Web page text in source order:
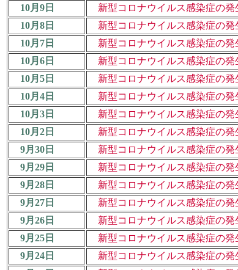
10月9日
新型コロナウイルス感染症の発
10月8日
新型コロナウイルス感染症の発
10月7日
新型コロナウイルス感染症の発
10月6日
新型コロナウイルス感染症の発
10月5日
新型コロナウイルス感染症の発
10月4日
新型コロナウイルス感染症の発
10月3日
新型コロナウイルス感染症の発
10月2日
新型コロナウイルス感染症の発
9月30日
新型コロナウイルス感染症の発
9月29日
新型コロナウイルス感染症の発
9月28日
新型コロナウイルス感染症の発
9月27日
新型コロナウイルス感染症の発
9月26日
新型コロナウイルス感染症の発
9月25日
新型コロナウイルス感染症の発
9月24日
新型コロナウイルス感染症の発